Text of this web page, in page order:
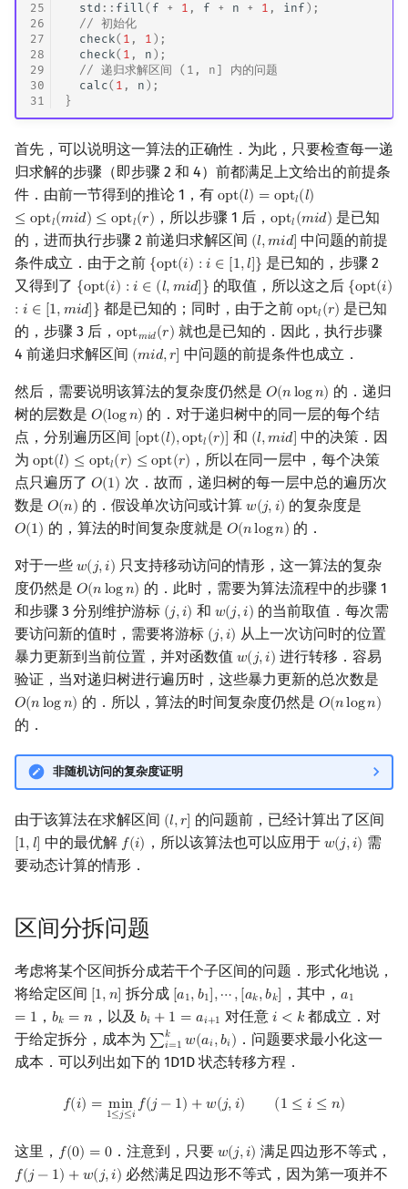
25
26
27
28
29
30
31
std :: fill( f + 1 , f + n + 1 , inf );
// 初始化
check( 1 , 1 );
check( 1 , n );
// 递归求解区间 (1, n] 内的问题
calc( 1 , n );
}
首先，可以说明这一算法的正确性．为此，只要检查每一递
归求解的步骤（即步骤 2 和 4）前都满足上文给出的前提条
件．由前一节得到的推论 1，有 opt(𝑙) = opt𝑙(𝑙)
≤ opt𝑙(𝑚𝑖𝑑) ≤ opt𝑙(𝑟)
opt(l) =optl(l)≤opt
，所以步骤 1 后， opt𝑙(𝑚𝑖𝑑)
optl(mid) 是已知
的，进而执行步骤 2 前递归求解区间 (𝑙,𝑚𝑖𝑑]
(l,mid] 中问题的前提
条件成立．由于之前 {opt(𝑖) : 𝑖 ∈ [1,𝑙]}
{opt(i): ∈ 1, }
是已知的，步骤 2
又得到了 {opt(𝑖) : 𝑖 ∈ (𝑙,𝑚𝑖𝑑]}
{opt(i): ∈ l,mid]} 的取值，所以这之后 {opt(𝑖)
: 𝑖 ∈ [1,𝑚𝑖𝑑]}
{opt(i):
都是已知的；同时，由于之前 opt𝑙(𝑟)
optl(r) 是已知
的，步骤 3 后， opt𝑚𝑖𝑑(𝑟)
optmid(r )就也是已知的．因此，执行步骤
4 前递归求解区间 (𝑚𝑖𝑑,𝑟]
(mid,r] 中问题的前提条件也成立．
然后，需要说明该算法的复杂度仍然是 𝑂(𝑛log𝑛)
O(nlogn)
的．递归
树的层数是 𝑂(log𝑛)
O(logn) 的．对于递归树中的同一层的每个结
点，分别遍历区间 [opt(𝑙),opt𝑙(𝑟)]
[opt(l),optl(r)] 和 (𝑙,𝑚𝑖𝑑]
(l,mid] 中的决策．因
为 opt(𝑙) ≤ opt𝑙(𝑟) ≤ opt(𝑟)
opt(l) ≤optl(r)≤opt (r)
，所以在同一层中，每个决策
点只遍历了 𝑂(1)
O(1) 次．故而，递归树的每一层中总的遍历次
数是 𝑂(𝑛)
O(n) 的．假设单次访问或计算𝑤(𝑗,𝑖)
w(j,i ) 的复杂度是
𝑂(1)
O(1) 的，算法的时间复杂度就是 𝑂(𝑛log𝑛)
O(nlogn) 的．
对于一些 𝑤(𝑗,𝑖)
w(j,i)
只支持移动访问的情形，这一算法的复杂
度仍然是 𝑂(𝑛log𝑛)
O(nlogn)
的．此时，需要为算法流程中的步骤 1
和步骤 3 分别维护游标 (𝑗,𝑖)
(j,i) 和 𝑤(𝑗,𝑖)
w(j,i)
的当前取值．每次需
要访问新的值时，需要将游标 (𝑗,𝑖)
(j,i)
从上一次访问时的位置
暴力更新到当前位置，并对函数值 𝑤(𝑗,𝑖)
w(j,i)
进行转移．容易
验证，当对递归树进行遍历时，这些暴力更新的总次数是
𝑂(𝑛log𝑛)
O(nlogn) 的．所以，算法的时间复杂度仍然是 𝑂(𝑛log𝑛)
O(nlogn)
的．
非随机访问的复杂度证明
由于该算法在求解区间 (𝑙,𝑟]
(l,r] 的问题前，已经计算出了区间
[1,𝑙]
1, l] 中的最优解 𝑓(𝑖)
f(i) ，所以该算法也可以应用于 𝑤(𝑗,𝑖)
w(j,i)
需
要动态计算的情形．
区间分拆问题
考虑将某个区间拆分成若干个子区间的问题．形式化地说，
将给定区间 [1,𝑛]
1, n] 拆分成 [𝑎1,𝑏1],⋯,[𝑎𝑘,𝑏𝑘]
[a1, b1 ,⋯ ,[ ak,bk] ，其中， 𝑎1
= 1
a1
， 𝑏𝑘 = 𝑛
bk =n ，以及 𝑏𝑖 + 1 = 𝑎𝑖+1
bi +1 =ai+ 1 对任意 𝑖 < 𝑘
i<k
都成立．对
于给定拆分，成本为 ∑𝑘
𝑖=1 𝑤(𝑎𝑖,𝑏𝑖)
∑i=1k w(ai,bi)
．问题要求最小化这一
成本．可以列出如下的 1D1D 状态转移方程．
𝑓(𝑖) = min
1≤𝑗≤𝑖 𝑓(𝑗 − 1) +𝑤(𝑗,𝑖) (1 ≤ 𝑖 ≤ 𝑛)
f(i)= min 1≤ ≤ i (j−1)+w(j ≤i≤ n)
这里， 𝑓(0) = 0
f(0)= 0 ．注意到，只要 𝑤(𝑗,𝑖)
w(j,i) 满足四边形不等式，
𝑓(𝑗 − 1) +𝑤(𝑗,𝑖)
f(j− 1)+ w( j,i )
必然满足四边形不等式，因为第一项并不